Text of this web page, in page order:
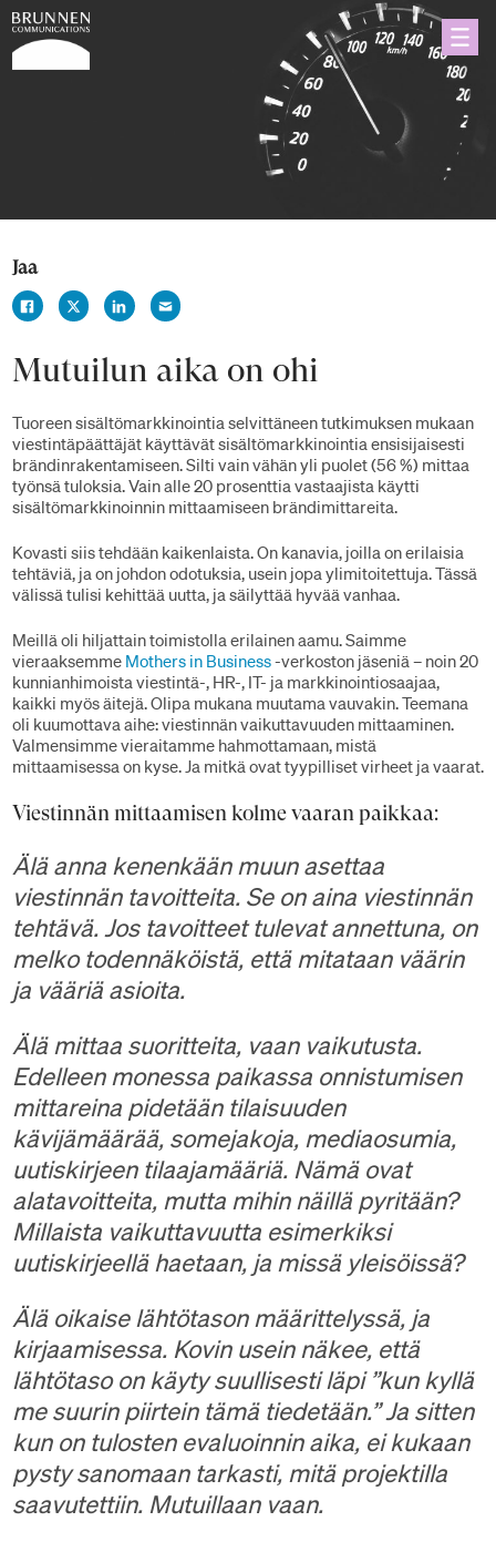
Jaa
Mutuilun aika on ohi
Tuoreen sisältömarkkinointia selvittäneen tutkimuksen mukaan
viestintäpäättäjät käyttävät sisältömarkkinointia ensisijaisesti
brändinrakentamiseen. Silti vain vähän yli puolet (56 %) mittaa
työnsä tuloksia. Vain alle 20 prosenttia vastaajista käytti
sisältömarkkinoinnin mittaamiseen brändimittareita.
Kovasti siis tehdään kaikenlaista. On kanavia, joilla on erilaisia
tehtäviä, ja on johdon odotuksia, usein jopa ylimitoitettuja. Tässä
välissä tulisi kehittää uutta, ja säilyttää hyvää vanhaa.
Meillä oli hiljattain toimistolla erilainen aamu. Saimme
vieraaksemme Mothers in Business-verkoston jäseniä – noin 20
kunnianhimoista viestintä-, HR-, IT- ja markkinointiosaajaa,
kaikki myös äitejä. Olipa mukana muutama vauvakin. Teemana
oli kuumottava aihe: viestinnän vaikuttavuuden mittaaminen.
Valmensimme vieraitamme hahmottamaan, mistä
mittaamisessa on kyse. Ja mitkä ovat tyypilliset virheet ja vaarat.
Viestinnän mittaamisen kolme vaaran paikkaa:
Älä anna kenenkään muun asettaa
viestinnän tavoitteita. Se on aina viestinnän
tehtävä. Jos tavoitteet tulevat annettuna, on
melko todennäköistä, että mitataan väärin
ja vääriä asioita.
Älä mittaa suoritteita, vaan vaikutusta.
Edelleen monessa paikassa onnistumisen
mittareina pidetään tilaisuuden
kävijämäärää, somejakoja, mediaosumia,
uutiskirjeen tilaajamääriä. Nämä ovat
alatavoitteita, mutta mihin näillä pyritään?
Millaista vaikuttavuutta esimerkiksi
uutiskirjeellä haetaan, ja missä yleisöissä?
Älä oikaise lähtötason määrittelyssä, ja
kirjaamisessa. Kovin usein näkee, että
lähtötaso on käyty suullisesti läpi ”kun kyllä
me suurin piirtein tämä tiedetään.” Ja sitten
kun on tulosten evaluoinnin aika, ei kukaan
pysty sanomaan tarkasti, mitä projektilla
saavutettiin. Mutuillaan vaan.